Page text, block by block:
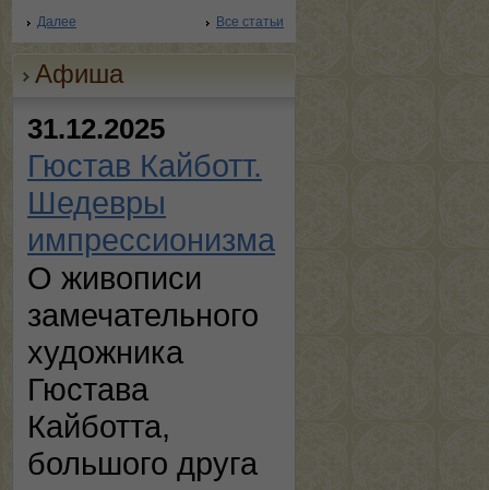
Далее Все статьи
Афиша
31.12.2025
Гюстав Кайботт.
Шедевры
импрессионизма
О живописи
замечательного
художника
Гюстава
Кайботта,
большого друга